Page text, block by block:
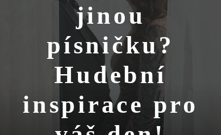
jinou
písničku?
Hudební
inspirace pro